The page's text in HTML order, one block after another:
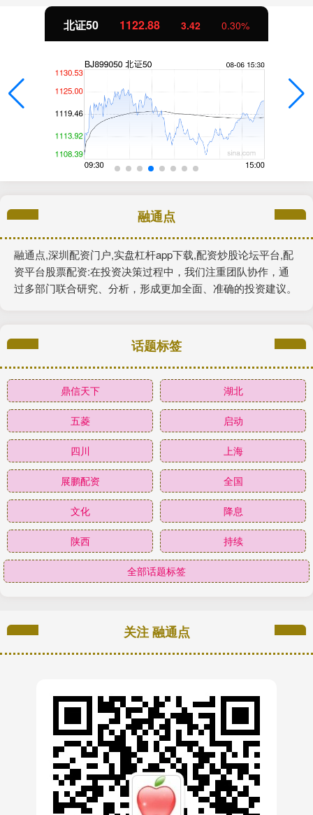
北证50 1122.88 3.42 0.30%
融通点
融通点,深圳配资门户,实盘杠杆app下载,配资炒股论坛平台,配
资平台股票配资:在投资决策过程中，我们注重团队协作，通
过多部门联合研究、分析，形成更加全面、准确的投资建议。
话题标签
鼎信天下 湖北
五菱 启动
四川 上海
展鹏配资 全国
文化 降息
陕西 持续
全部话题标签
关注 融通点